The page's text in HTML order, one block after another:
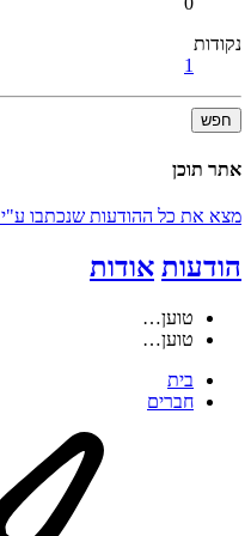
נקודות
1
חפש
אתר תוכן
מצא את כל ההודעות שנכתבו ע"י avivi85
הודעות אודות
טוען…
טוען…
בית
חברים